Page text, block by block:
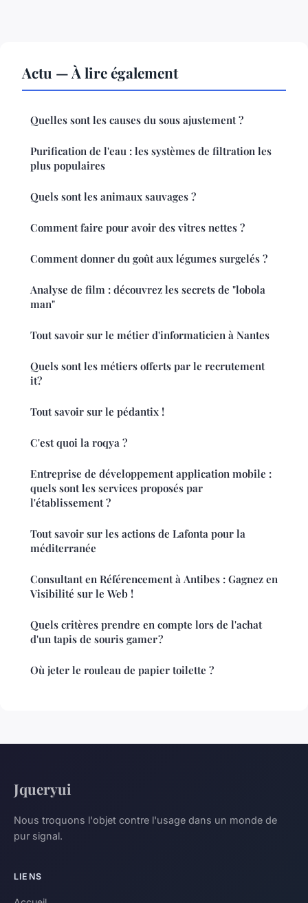
Actu — À lire également
Quelles sont les causes du sous ajustement ?
Purification de l'eau : les systèmes de filtration les
plus populaires
Quels sont les animaux sauvages ?
Comment faire pour avoir des vitres nettes ?
Comment donner du goût aux légumes surgelés ?
Analyse de film : découvrez les secrets de "lobola
man"
Tout savoir sur le métier d'informaticien à Nantes
Quels sont les métiers offerts par le recrutement
it?
Tout savoir sur le pédantix !
C'est quoi la roqya ?
Entreprise de développement application mobile :
quels sont les services proposés par
l'établissement ?
Tout savoir sur les actions de Lafonta pour la
méditerranée
Consultant en Référencement à Antibes : Gagnez en
Visibilité sur le Web !
Quels critères prendre en compte lors de l'achat
d'un tapis de souris gamer ?
Où jeter le rouleau de papier toilette ?
Jqueryui
Nous troquons l'objet contre l'usage dans un monde de
pur signal.
LIENS